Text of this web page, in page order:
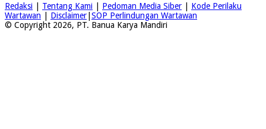
Redaksi
Tentang Kami Pedoman Media Siber
Kode Perilaku
Wartawan
Disclaimer SOP Perlindungan Wartawan
© Copyright 2026, PT. Banua Karya Mandiri